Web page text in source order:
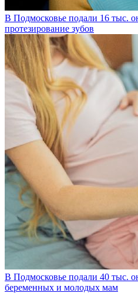
В Подмосковье подали 16 тыс.
протезирование зубов
В Подмосковье подали 40 тыс.
беременных и молодых мам